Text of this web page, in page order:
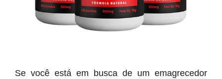
Se você está em busca de um emagrecedor